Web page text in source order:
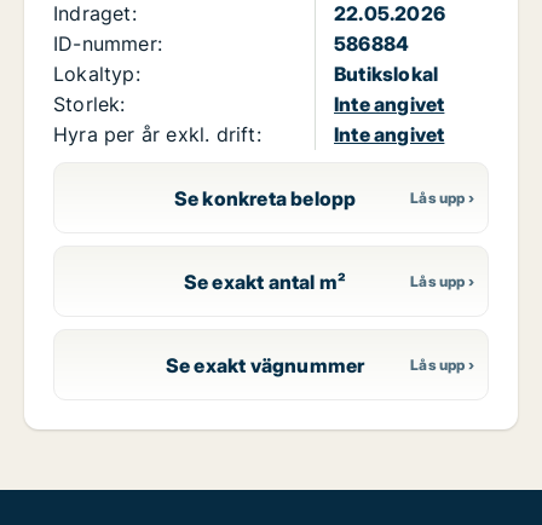
Indraget:
22.05.2026
ID-nummer:
586884
Lokaltyp:
Butikslokal
Storlek:
Inte angivet
Hyra per år exkl. drift:
Inte angivet
Se konkreta belopp
Se exakt antal m²
Se exakt vägnummer